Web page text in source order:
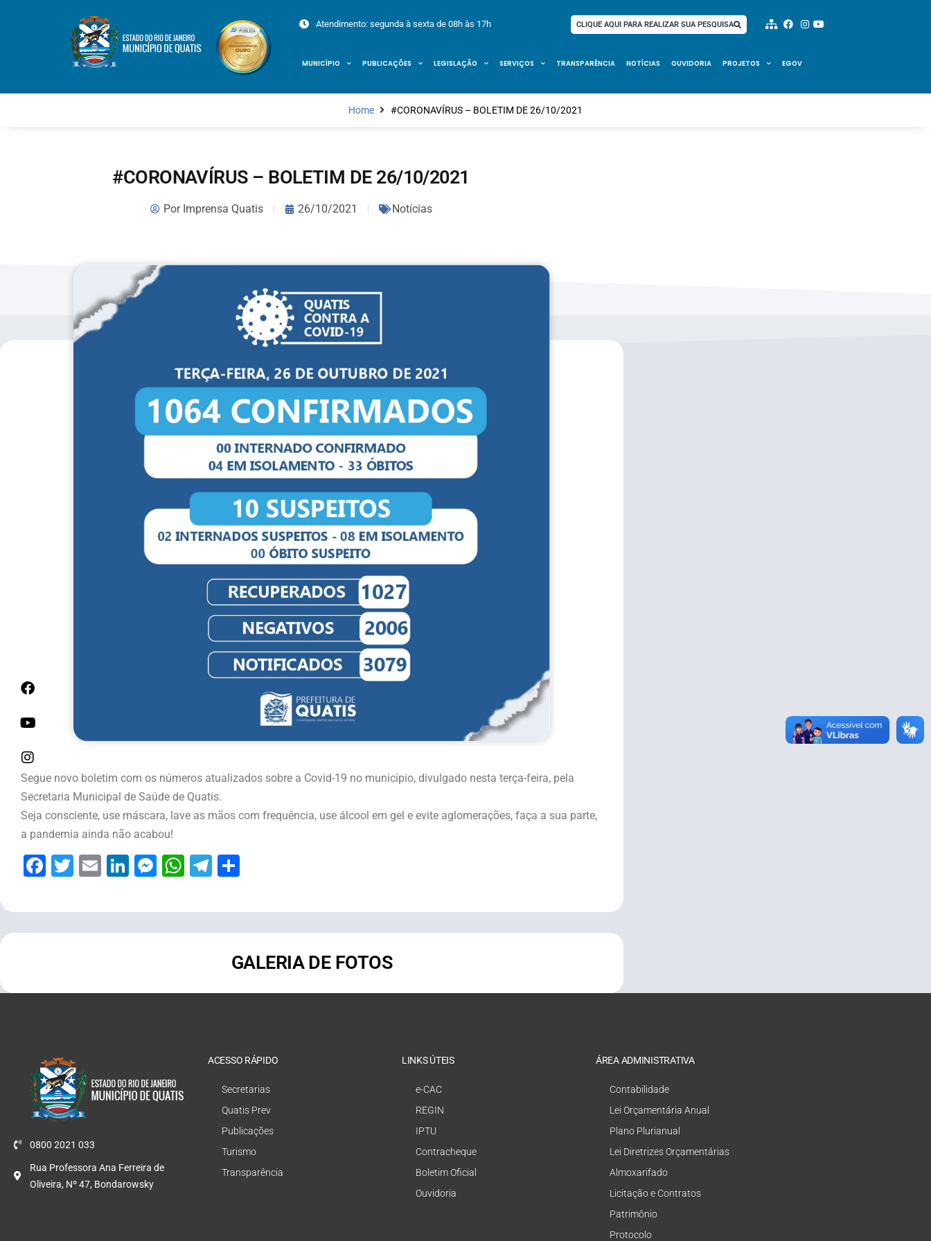
Atendimento: segunda à sexta de 08h às 17h CLIQUE AQUI PARA REALIZAR SUA PESQUISA
MUNICÍPIO PUBLICAÇÕES LEGISLAÇÃO SERVIÇOS TRANSPARÊNCIA NOTÍCIAS OUVIDORIA PROJETOS EGOV
Home #CORONAVÍRUS – BOLETIM DE 26/10/2021
#CORONAVÍRUS – BOLETIM DE 26/10/2021
PorImprensa Quatis 26/10/2021 Notícias
Segue novo boletim com os números atualizados sobre a Covid-19 no município, divulgado nesta terça-feira, pela
Secretaria Municipal de Saúde de Quatis.
Seja consciente, use máscara, lave as mãos com frequência, use álcool em gel e evite aglomerações, faça a sua parte,
a pandemia ainda não acabou!
Facebook
Twitter
EmailLinkedIn
Messenger
WhatsApp
Telegram
GALERIA DE FOTOS
0800 2021 033
Rua Professora Ana Ferreira de
Oliveira, Nº 47, Bondarowsky
ACESSO RÁPIDO
Secretarias
Quatis Prev
Publicações
Turismo
Transparência
LINKS ÚTEIS
e-CAC
REGIN
IPTU
Contracheque
Boletim Oficial
Ouvidoria
ÁREA ADMINISTRATIVA
Contabilidade
Lei Orçamentária Anual
Plano Plurianual
Lei Diretrizes Orçamentárias
Almoxarifado
Licitação e Contratos
Patrimônio
Protocolo